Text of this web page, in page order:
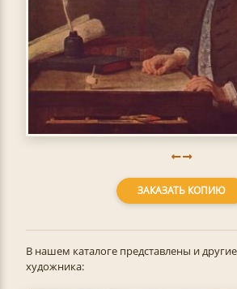
ЗАКАЗАТЬ КОПИЮ
В нашем каталоге представлены и
художника: